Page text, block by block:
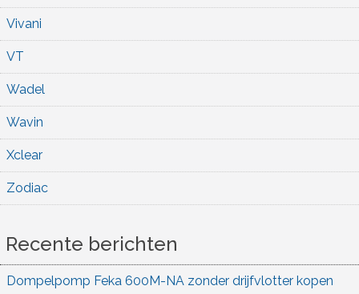
Vivani
VT
Wadel
Wavin
Xclear
Zodiac
Recente berichten
Dompelpomp Feka 600M-NA zonder drijfvlotter kopen